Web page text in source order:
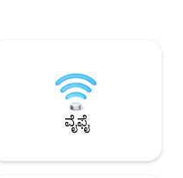
ಹೊಂದಿದೆ. ಪೂರ್ವ
ಸಾಕುಪ್ರಾಣಿ ಸ್ನೇಹಿ.
ವಿಶೇಷತೆ.
ವೈಫೈ